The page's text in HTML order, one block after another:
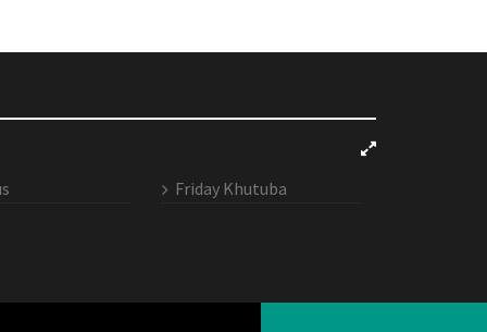
Friday Khutuba